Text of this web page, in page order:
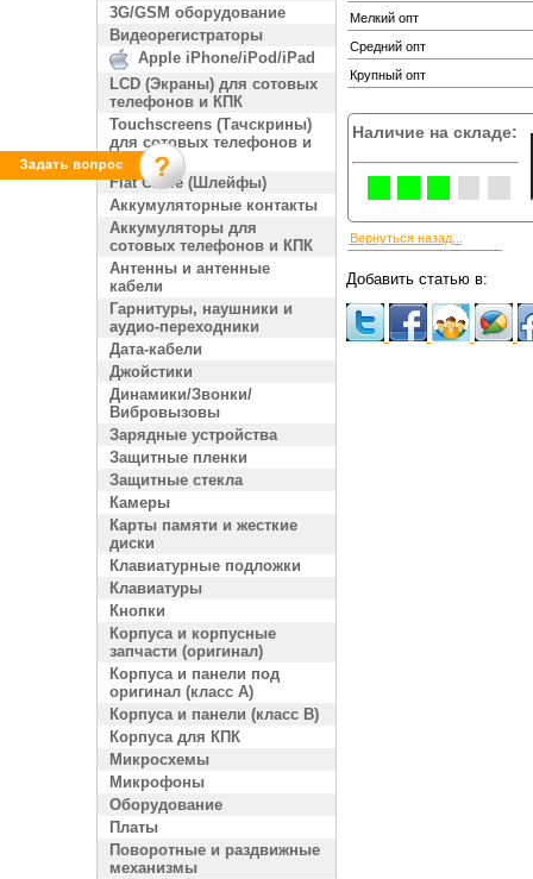
3G/GSM оборудование
Видеорегистраторы
Apple iPhone/iPod/iPad
LCD (Экраны) для сотовых
телефонов и КПК
Touchscreens (Тачскрины)
для сотовых телефонов и
КПК
Flat Cable (Шлейфы)
Аккумуляторные контакты
Аккумуляторы для
сотовых телефонов и КПК
Антенны и антенные
кабели
Гарнитуры, наушники и
аудио-переходники
Дата-кабели
Джойстики
Динамики/Звонки/
Вибровызовы
Зарядные устройства
Защитные пленки
Защитные стекла
Камеры
Карты памяти и жесткие
диски
Клавиатурные подложки
Клавиатуры
Кнопки
Корпуса и корпусные
запчасти (оригинал)
Корпуса и панели под
оригинал (класс A)
Корпуса и панели (класс B)
Корпуса для КПК
Микросхемы
Микрофоны
Оборудование
Платы
Поворотные и раздвижные
механизмы
Мелкий опт
Средний опт
Крупный опт
Наличие на складе:
Вернуться назад...
Добавить статью в: